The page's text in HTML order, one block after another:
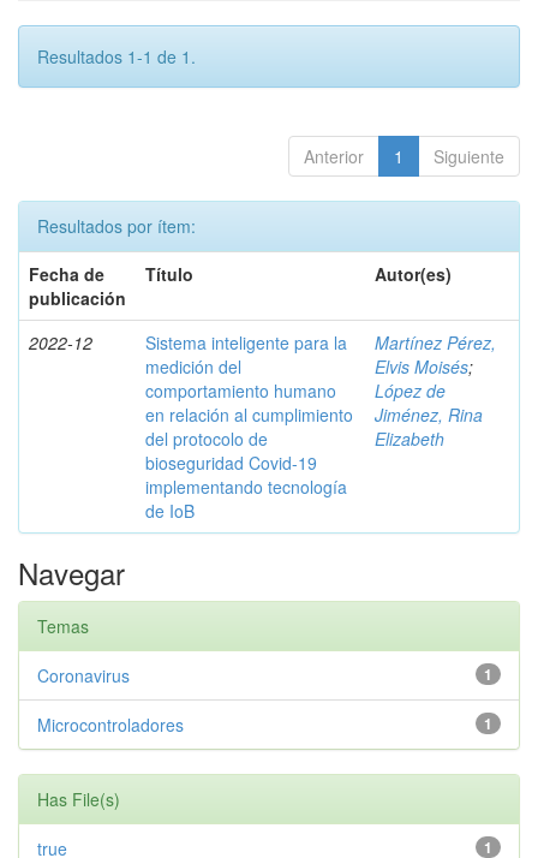
Resultados 1-1 de 1.
Anterior 1 Siguiente
Resultados por ítem:
Fecha de
publicación
Título Autor(es)
2022-12
Sistema inteligente para la
medición del
comportamiento humano
en relación al cumplimiento
del protocolo de
bioseguridad Covid-19
implementando tecnología
de IoB
Martínez Pérez,
Elvis Moisés;
López de
Jiménez, Rina
Elizabeth
Navegar
Temas
1
Coronavirus
1
Microcontroladores
Has File(s)
1
true